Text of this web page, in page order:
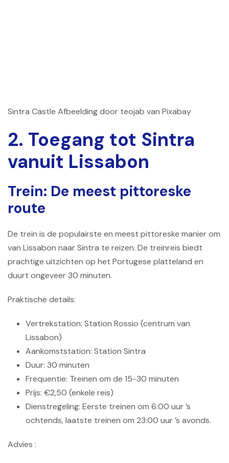
Sintra Castle Afbeelding door teojab van Pixabay
2. Toegang tot Sintra
vanuit Lissabon
Trein: De meest pittoreske
route
De trein is de populairste en meest pittoreske manier om
van Lissabon naar Sintra te reizen. De treinreis biedt
prachtige uitzichten op het Portugese platteland en
duurt ongeveer 30 minuten.
Praktische details:
Vertrekstation: Station Rossio (centrum van
Lissabon)
Aankomststation: Station Sintra
Duur: 30 minuten
Frequentie: Treinen om de 15-30 minuten
Prijs: €2,50 (enkele reis)
Dienstregeling: Eerste treinen om 6:00 uur ’s
ochtends, laatste treinen om 23:00 uur ’s avonds.
Advies :